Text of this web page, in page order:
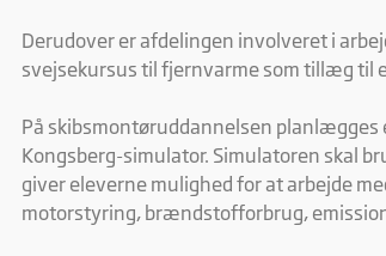
værdifulde for udgivere og tredjeparts-annoncører.
Derudover er afdelingen involveret i
svejsekursus til fjernvarme som tillæg til
På skibsmontøruddannelsen planlægges
Kongsberg-simulator. Simulatoren skal
giver eleverne mulighed for at arbejde
motorstyring, brændstofforbrug,